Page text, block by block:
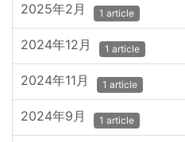
2025年2月 1 article
2024年12月 1 article
2024年11月 1 article
2024年9月 1 article